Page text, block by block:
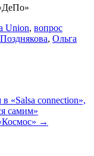
Union, вопрос
, Ольга
«Salsa connection»,
самим»
→